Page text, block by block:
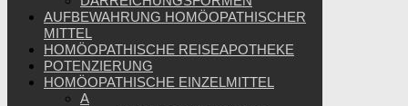
AUFBEWAHRUNG HOMÖOPATHISCHER
MITTEL
HOMÖOPATHISCHE REISEAPOTHEKE
POTENZIERUNG
HOMÖOPATHISCHE EINZELMITTEL
A